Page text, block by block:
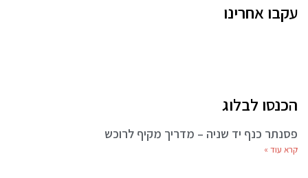
עקבו אחרינו
הכנסו לבלוג
פסנתר כנף יד שניה – מדריך מקיף לרוכש
קרא עוד »